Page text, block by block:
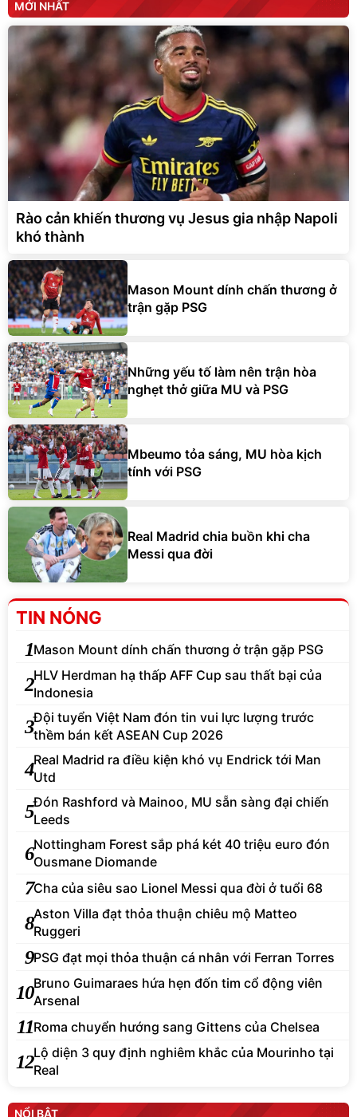
MỚI NHẤT
Rào cản khiến thương vụ Jesus gia nhập Napoli
khó thành
Mason Mount dính chấn thương ở
trận gặp PSG
Những yếu tố làm nên trận hòa
nghẹt thở giữa MU và PSG
Mbeumo tỏa sáng, MU hòa kịch
tính với PSG
Real Madrid chia buồn khi cha
Messi qua đời
TIN NÓNG
1Mason Mount dính chấn thương ở trận gặp PSG
2HLV Herdman hạ thấp AFF Cup sau thất bại của
Indonesia
3Đội tuyển Việt Nam đón tin vui lực lượng trước
thềm bán kết ASEAN Cup 2026
4Real Madrid ra điều kiện khó vụ Endrick tới Man
Utd
5Đón Rashford và Mainoo, MU sẵn sàng đại chiến
Leeds
6Nottingham Forest sắp phá két 40 triệu euro đón
Ousmane Diomande
7Cha của siêu sao Lionel Messi qua đời ở tuổi 68
8Aston Villa đạt thỏa thuận chiêu mộ Matteo
Ruggeri
9PSG đạt mọi thỏa thuận cá nhân với Ferran Torres
10Bruno Guimaraes hứa hẹn đốn tim cổ động viên
Arsenal
11Roma chuyển hướng sang Gittens của Chelsea
12Lộ diện 3 quy định nghiêm khắc của Mourinho tại
Real
NỔI BẬT